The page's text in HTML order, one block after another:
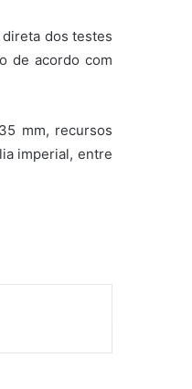
direta dos testes
de acordo com
mm, recursos
imperial, entre